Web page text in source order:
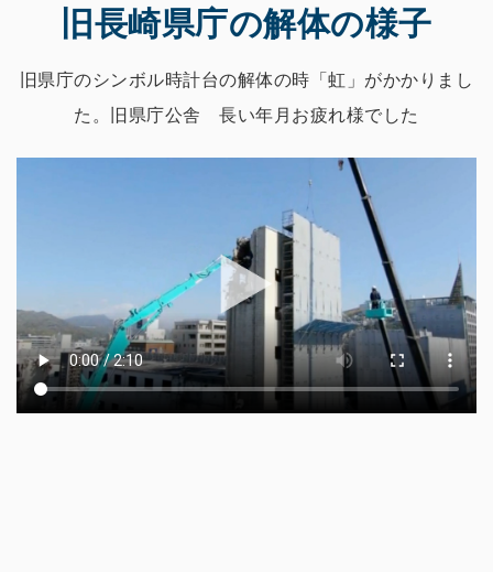
旧長崎県庁の解体の様子
旧県庁のシンボル時計台の解体の時「虹」がかかりまし
た。旧県庁公舎 長い年月お疲れ様でした